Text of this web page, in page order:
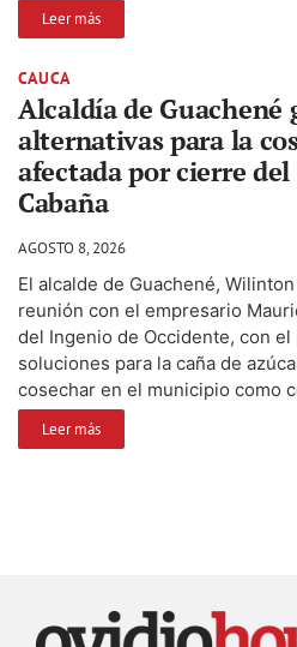
Leer más
CAUCA
Alcaldía de Guachené
alternativas para la
afectada por cierre
Cabaña
AGOSTO 8, 2026
El alcalde de Guachené,
reunión con el empresario
del Ingenio de Occidente, con
soluciones para la caña de
cosechar en el municipio como
Leer más